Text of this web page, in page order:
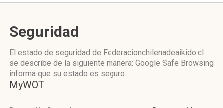
Seguridad
El estado de seguridad de Federacionchilenadeaikido.cl
se describe de la siguiente manera: Google Safe Browsing
informa que su estado es seguro.
MyWOT